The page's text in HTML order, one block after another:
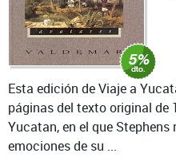
Esta edición de Viaje a
páginas del texto original de
Yucatan, en el que
emociones de su ...